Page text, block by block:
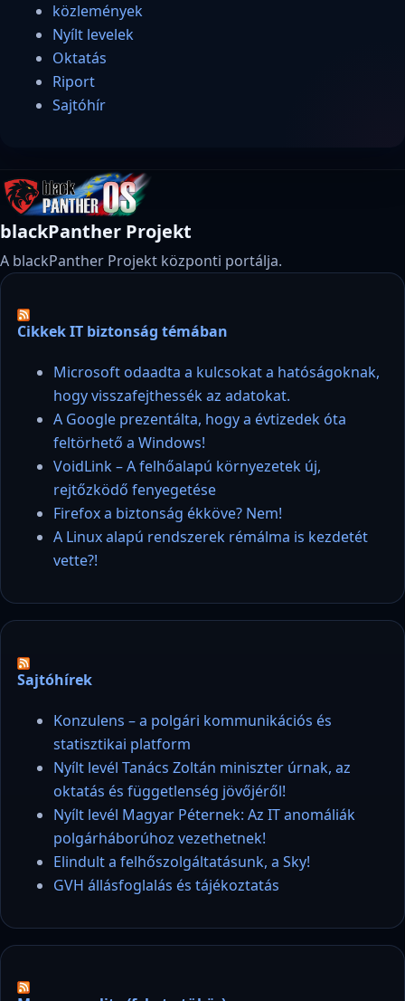
közlemények
Nyílt levelek
Oktatás
Riport
Sajtóhír
blackPanther Projekt
A blackPanther Projekt központi portálja.
Cikkek IT biztonság témában
Microsoft odaadta a kulcsokat a hatóságoknak,
hogy visszafejthessék az adatokat.
A Google prezentálta, hogy a évtizedek óta
feltörhető a Windows!
VoidLink – A felhőalapú környezetek új,
rejtőzködő fenyegetése
Firefox a biztonság ékköve? Nem!
A Linux alapú rendszerek rémálma is kezdetét
vette?!
Sajtóhírek
Konzulens – a polgári kommunikációs és
statisztikai platform
Nyílt levél Tanács Zoltán miniszter úrnak, az
oktatás és függetlenség jövőjéről!
Nyílt levél Magyar Péternek: Az IT anomáliák
polgárháborúhoz vezethetnek!
Elindult a felhőszolgáltatásunk, a Sky!
GVH állásfoglalás és tájékoztatás